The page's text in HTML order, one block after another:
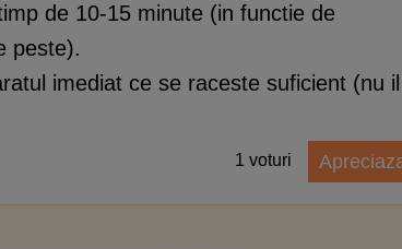
de 10-15 minute (in functie de
peste).
imediat ce se raceste suficient (nu il
1 voturi